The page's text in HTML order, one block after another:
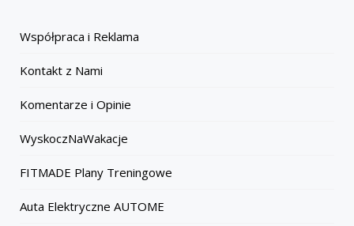
Współpraca i Reklama
Kontakt z Nami
Komentarze i Opinie
WyskoczNaWakacje
FITMADE Plany Treningowe
Auta Elektryczne AUTOME